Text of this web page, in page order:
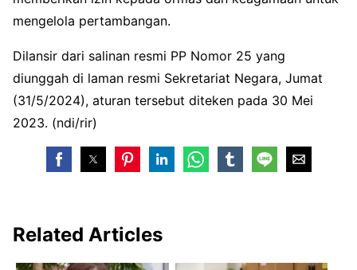
mengelola pertambangan.
Dilansir dari salinan resmi PP Nomor 25 yang
diunggah di laman resmi Sekretariat Negara, Jumat
(31/5/2024), aturan tersebut diteken pada 30 Mei
2023. (ndi/rir)
Related Articles